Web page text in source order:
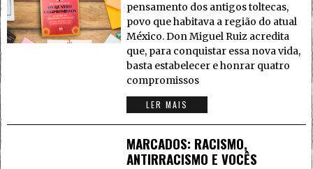
pensamento dos antigos toltecas,
povo que habitava a região do atual
México. Don Miguel Ruiz acredita
que, para conquistar essa nova vida,
basta estabelecer e honrar quatro
compromissos
LER MAIS
MARCADOS: RACISMO,
ANTIRRACISMO E VOCÊS